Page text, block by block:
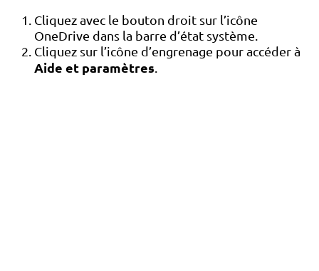
Cliquez avec le bouton droit sur l’icône
OneDrive dans la barre d’état système.
Cliquez sur l’icône d’engrenage pour accéder à
Aide et paramètres.